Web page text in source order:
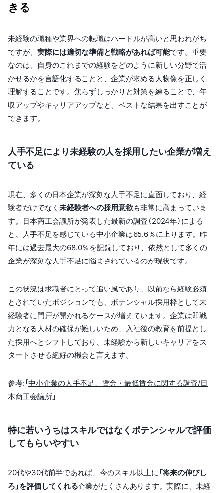
きる
未経験の職種や業界への転職はハードルが高いと思われがち
ですが、 実際には適切な準備と戦略があれば可能です。重要
なのは、自身のこれまでの経験をどのように新しい分野で活
かせるかを言語化することと、企業が求める人物像を正しく
理解することです。焦らずしっかりと対策を練ることで、年
収アップやキャリアアップなど、ベストな結果を出すことが
できます。
人手不足により未経験の人を採用したい企業が増え
ている
現在、多くの日本企業が深刻な人手不足に直面しており、経
験者だけでなく 未経験者への採用意欲も非常に高まっていま
す。日本商工会議所が発表した最新の調査（2024年）による
と、人手不足を感じている中小企業は65.6％に上ります。昨
年には過去最大の68.0％を記録しており、依然として多くの
企業が深刻な人手不足に悩まされているのが現状です。
この状況は求職者にとって追い風であり、以前なら経験必須
とされていたポジションでも、ポテンシャル採用枠として未
経験者に門戸が開かれるケースが増えています。企業は即戦
力となる人材の確保が難しいため、入社後の教育を前提とし
た採用へとシフトしており、未経験から新しいキャリアをス
タートさせる絶好の機会と言えます。
参考:「中小企業の人手不足、賃金・最低賃金に関する調査/日
本商工会議所 」
特に若いうちはスキルではなくポテンシャルで評価
してもらいやすい
20代や30代前半であれば、今のスキル以上に 「将来の伸びし
ろ」を評価してくれる企業がたくさんあります。実際に、未経